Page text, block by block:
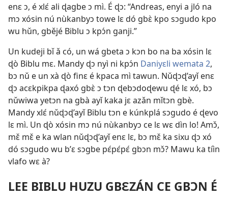
enɛ ɔ, é xlɛ́ ali ɖagbe ɔ mì. É ɖɔ: “Andreas, enyi a jló na
mɔ xósin nú nùkanbyɔ towe lɛ dó gbɛ̀ kpo sɔgudo kpo
wu hǔn, gbějé Biblu ɔ kpɔ́n ganji.”
Un kudeji bǐ ǎ có, un wá gbeta ɔ kɔn bo na ba xósin lɛ
ɖò Biblu mɛ. Mandy ɖɔ nyì ni kpɔ́n Daniyɛli wemata 2,
bɔ nǔ e un xà ɖò finɛ é kpaca mì tawun. Nǔɖɔɖ’ayǐ enɛ
ɖɔ acɛkpikpa ɖaxó gbɛ̀ ɔ tɔn ɖebɔdoɖewu ɖé lɛ xó, bɔ
nǔwiwa yetɔn na gbà ayǐ kaka jɛ azǎn mǐtɔn gbè.
Mandy xlɛ́ nǔɖɔɖ’ayǐ Biblu tɔn e kúnkplá sɔgudo é ɖevo
lɛ mì. Un ɖò xósin mɔ nú nùkanbyɔ ce lɛ wɛ dìn lo! Amɔ̌,
mɛ̌ mɛ̌ e ka wlan nǔɖɔɖ’ayǐ enɛ lɛ, bɔ mɛ̌ ka sixu ɖɔ xó
dó sɔgudo wu b’ɛ sɔgbe pɛ́pɛ́pɛ́ gbɔn mɔ̌? Mawu ka tíìn
vlafo wɛ à?
LEE BIBLU HUZU GBƐZÁN CE GBƆN É